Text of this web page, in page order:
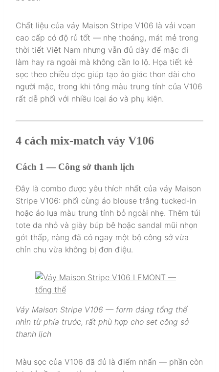
Chất liệu của váy Maison Stripe V106 là vải voan
cao cấp có độ rủ tốt — nhẹ thoáng, mát mẻ trong
thời tiết Việt Nam nhưng vẫn đủ dày để mặc đi
làm hay ra ngoài mà không cần lo lộ. Họa tiết kẻ
sọc theo chiều dọc giúp tạo ảo giác thon dài cho
người mặc, trong khi tông màu trung tính của V106
rất dễ phối với nhiều loại áo và phụ kiện.
4 cách mix-match váy V106
Cách 1 — Công sở thanh lịch
Đây là combo được yêu thích nhất của váy Maison
Stripe V106: phối cùng áo blouse trắng tucked-in
hoặc áo lụa màu trung tính bỏ ngoài nhẹ. Thêm túi
tote da nhỏ và giày búp bê hoặc sandal mũi nhọn
gót thấp, nàng đã có ngay một bộ công sở vừa
chỉn chu vừa không bị đơn điệu.
Váy Maison Stripe V106 — form dáng tổng thể
nhìn từ phía trước, rất phù hợp cho set công sở
thanh lịch
Màu sọc của V106 đã đủ là điểm nhấn — phần còn